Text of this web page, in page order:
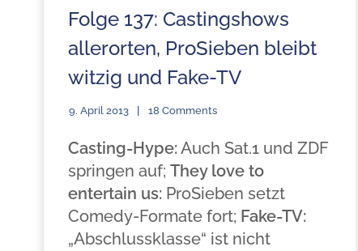
Folge 137: Castingshows
allerorten, ProSieben bleibt
witzig und Fake-TV
9. April 2013 18 Comments
Casting-Hype: Auch Sat.1 und ZDF
springen auf; They love to
entertain us: ProSieben setzt
Comedy-Formate fort; Fake-TV:
„Abschlussklasse“ ist nicht